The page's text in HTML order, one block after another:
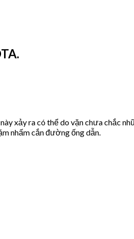
xảy ra có thể do vặn chưa chắc
nhấm cắn đường ống dẫn.